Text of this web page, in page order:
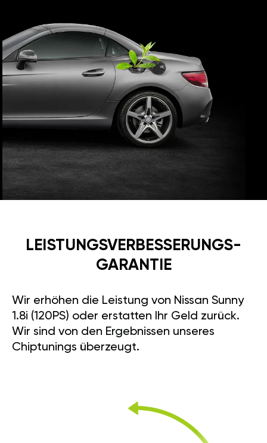
LEISTUNGSVERBESSE­RUNGS­
GARANTIE
Wir erhöhen die Leistung von Nissan Sunny
1.8i (120PS) oder erstatten Ihr Geld zurück.
Wir sind von den Ergebnissen unseres
Chiptunings überzeugt.